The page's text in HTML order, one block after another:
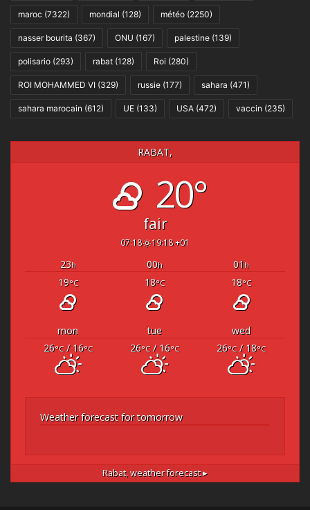
maroc (7322) mondial (128) météo (2250)
nasser bourita (367) ONU (167) palestine (139)
polisario (293) rabat (128) Roi (280)
ROI MOHAMMED VI (329) russie (177) sahara (471)
sahara marocain (612) UE (133) USA (472) vaccin (235)
RABAT,
20°
fair
07:18 19:18 +01
23h 00h 01 h
19°C 18°C 18°C
mon tue
wed
26°C/ 16°C 26°C/ 16°C 26°C/ 18°C
Weather forecast for tomorrow
Rabat,weather forecast ▸